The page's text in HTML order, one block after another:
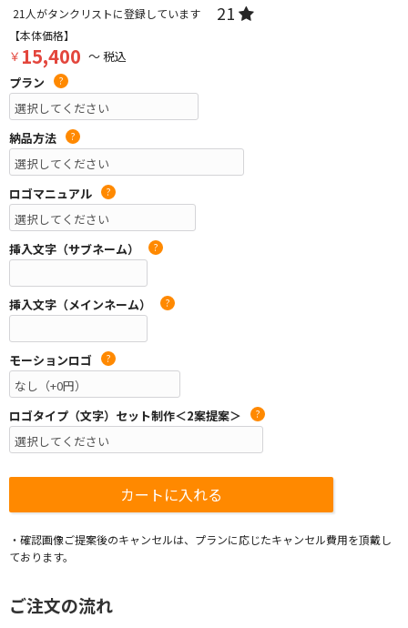
21 人がタンクリストに登録しています 21
【本体価格】
￥ 15,400 ～ 税込
プラン
?
納品方法 ?
ロゴマニュアル ?
挿入文字（サブネーム） ?
挿入文字（メインネーム） ?
モーションロゴ ?
ロゴタイプ（文字）セット制作＜2案提案＞ ?
・確認画像ご提案後のキャンセルは、プランに応じたキャンセル費用を頂戴し
ております。
ご注文の流れ